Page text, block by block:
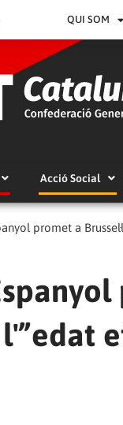
QUI SOM
Acció Social
promet a